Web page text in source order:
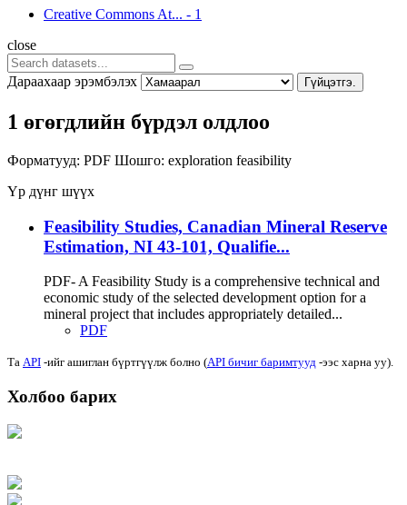
Creative Commons At... - 1
close
Дараахаар эрэмбэлэх Гүйцэтгэ.
1 өгөгдлийн бүрдэл олдлоо
Форматууд: PDF Шошго: exploration feasibility
Үр дүнг шүүх
Feasibility Studies, Canadian Mineral Reserve
Estimation, NI 43-101, Qualifie...
PDF- A Feasibility Study is a comprehensive technical and
economic study of the selected development option for a
mineral project that includes appropriately detailed...
PDF
Та API -ийг ашиглан бүртгүүлж болно (API бичиг баримтууд -ээс харна уу).
Холбоо барих